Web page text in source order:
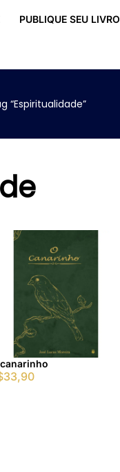
PUBLIQUE SEU LIVRO
“Espiritualidade”
33,90